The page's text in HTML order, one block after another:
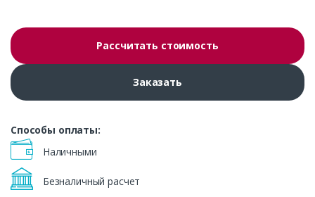
Рассчитать стоимость
Заказать
Способы оплаты:
Наличными
Безналичный расчет